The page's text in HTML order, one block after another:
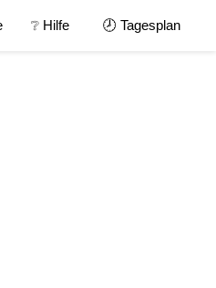
❔ Hilfe 🕗 Tagesplan